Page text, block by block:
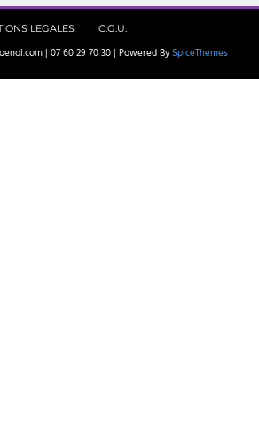
LEGALES C.G.U.
| 07 60 29 70 30 | Powered By SpiceThemes